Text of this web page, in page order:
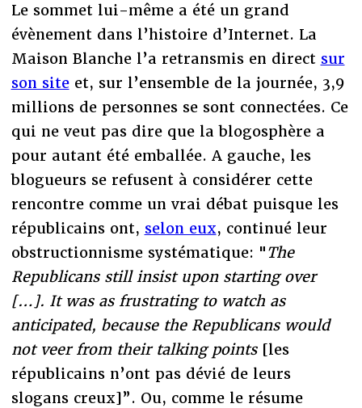
Le sommet lui-même a été un grand
évènement dans l’histoire d’Internet. La
Maison Blanche l’a retransmis en direct sur
son siteet, sur l’ensemble de la journée, 3,9
millions de personnes se sont connectées. Ce
qui ne veut pas dire que la blogosphère a
pour autant été emballée. A gauche, les
blogueurs se refusent à considérer cette
rencontre comme un vrai débat puisque les
républicains ont, selon eux, continué leur
obstructionnisme systématique: "The
Republicans still insist upon starting over
[…]. It was as frustrating to watch as
anticipated, because the Republicans would
not veer from their talking points[les
républicains n’ont pas dévié de leurs
slogans creux]”. Ou, comme le résume